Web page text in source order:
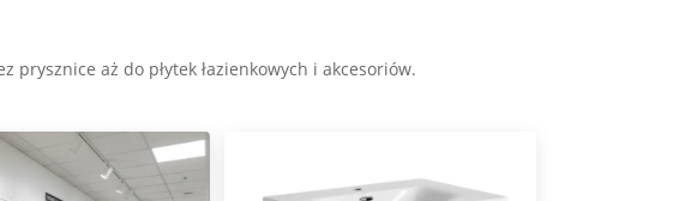
prysznice aż do płytek łazienkowych i akcesoriów.